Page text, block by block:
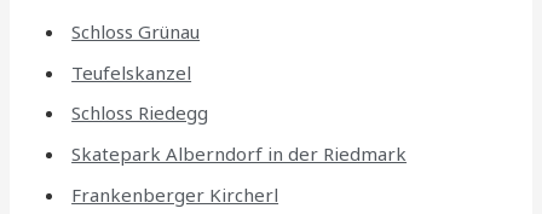
Schloss Grünau
Teufelskanzel
Schloss Riedegg
Skatepark Alberndorf in der Riedmark
Frankenberger Kircherl